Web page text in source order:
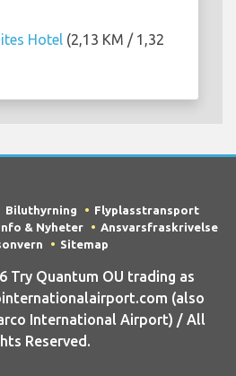
Hotel (2,13 KM / 1,32
Biluthyrning
Flyplasstransport
& Nyheter
Ansvarsfraskrivelse
Sitemap
Try Quantum OU trading as
(also
International Airport) / All
Reserved.